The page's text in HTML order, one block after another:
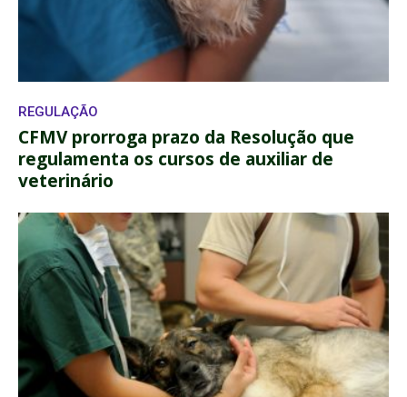
REGULAÇÃO
CFMV prorroga prazo da Resolução que
regulamenta os cursos de auxiliar de
veterinário